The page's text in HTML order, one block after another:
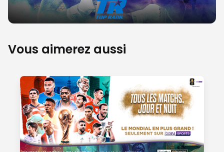
Vous aimerez aussi